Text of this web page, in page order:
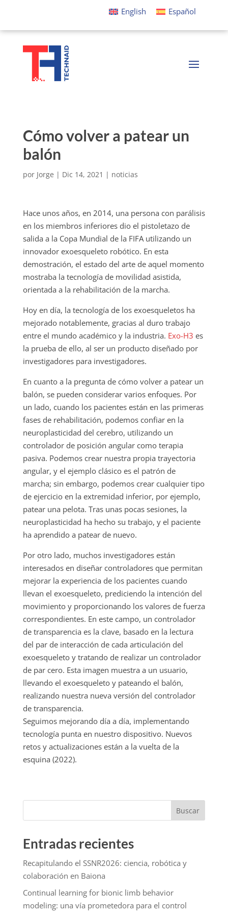
English Español
Cómo volver a patear un
balón
por Jorge | Dic 14, 2021 | noticias
Hace unos años, en 2014, una persona con parálisis
en los miembros inferiores dio el pistoletazo de
salida a la Copa Mundial de la FIFA utilizando un
innovador exoesqueleto robótico. En esta
demostración, el estado del arte de aquel momento
mostraba la tecnología de movilidad asistida,
orientada a la rehabilitación de la marcha.
Hoy en día, la tecnología de los exoesqueletos ha
mejorado notablemente, gracias al duro trabajo
entre el mundo académico y la industria. Exo-H3 es
la prueba de ello, al ser un producto diseñado por
investigadores para investigadores.
En cuanto a la pregunta de cómo volver a patear un
balón, se pueden considerar varios enfoques. Por
un lado, cuando los pacientes están en las primeras
fases de rehabilitación, podemos confiar en la
neuroplasticidad del cerebro, utilizando un
controlador de posición angular como terapia
pasiva. Podemos crear nuestra propia trayectoria
angular, y el ejemplo clásico es el patrón de
marcha; sin embargo, podemos crear cualquier tipo
de ejercicio en la extremidad inferior, por ejemplo,
patear una pelota. Tras unas pocas sesiones, la
neuroplasticidad ha hecho su trabajo, y el paciente
ha aprendido a patear de nuevo.
Por otro lado, muchos investigadores están
interesados en diseñar controladores que permitan
mejorar la experiencia de los pacientes cuando
llevan el exoesqueleto, prediciendo la intención del
movimiento y proporcionando los valores de fuerza
correspondientes. En este campo, un controlador
de transparencia es la clave, basado en la lectura
del par de interacción de cada articulación del
exoesqueleto y tratando de realizar un controlador
de par cero. Esta imagen muestra a un usuario,
llevando el exoesqueleto y pateando el balón,
realizando nuestra nueva versión del controlador
de transparencia.
Seguimos mejorando día a día, implementando
tecnología punta en nuestro dispositivo. Nuevos
retos y actualizaciones están a la vuelta de la
esquina (2022).
Buscar
Entradas recientes
Recapitulando el SSNR2026: ciencia, robótica y
colaboración en Baiona
Continual learning for bionic limb behavior
modeling: una vía prometedora para el control